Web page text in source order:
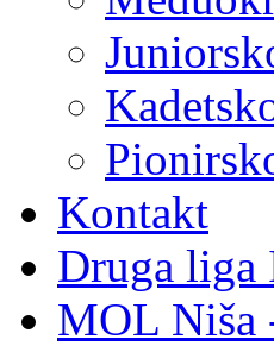
Kontakt
Druga liga
MOL Niša